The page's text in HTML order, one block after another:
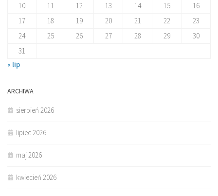
10
11 12 13 14 15
16
17
18 19 20 21 22
23
24
25 26 27 28 29
30
31
« lip
ARCHIWA
sierpień 2026
lipiec 2026
maj 2026
kwiecień 2026